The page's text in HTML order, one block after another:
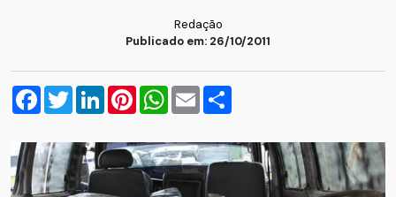
Redação
Publicado em: 26/10/2011
Facebook
TwitterLinkedInPinterestWhatsApp
Email